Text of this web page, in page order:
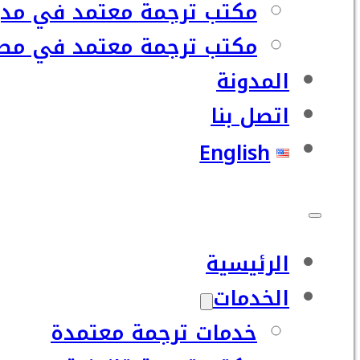
مكتب ترجمة معتمد في
مكتب ترجمة معتمد في
المدونة
اتصل بنا
English
الرئيسية
الخدمات
خدمات ترجمة معتمدة